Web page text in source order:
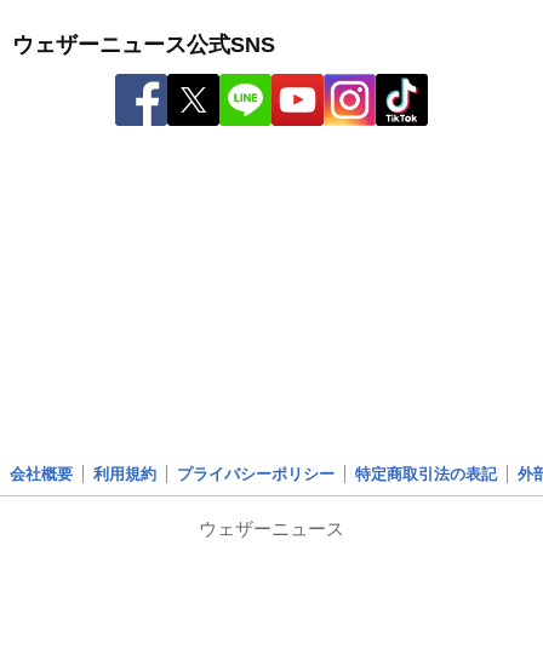
ウェザーニュース公式SNS
会社概要 利用規約 プライバシーポリシー 特定商取引法の表記 外
ウェザーニュース